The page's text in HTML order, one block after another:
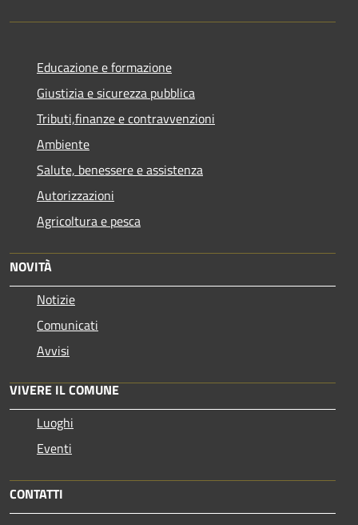
Educazione e formazione
Giustizia e sicurezza pubblica
Tributi,finanze e contravvenzioni
Ambiente
Salute, benessere e assistenza
Autorizzazioni
Agricoltura e pesca
NOVITÀ
Notizie
Comunicati
Avvisi
VIVERE IL COMUNE
Luoghi
Eventi
CONTATTI